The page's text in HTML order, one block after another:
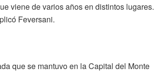
viene de varios años en distintos lugares.
Feversani.
que se mantuvo en la Capital del Monte